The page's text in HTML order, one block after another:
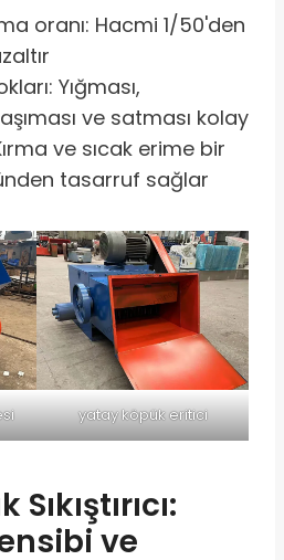
oranı: Hacmi 1/50'den
Yığması,
ve satması kolay
ve sıcak erime bir
tasarruf sağlar
yatay köpük eritici
ve